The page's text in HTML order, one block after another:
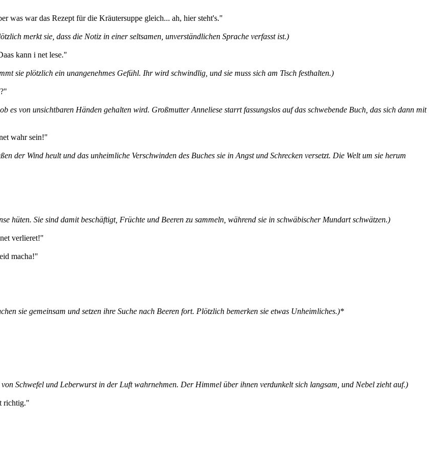
was war das Rezept für die Kräutersuppe gleich... ah, hier steht's."
merkt sie, dass die Notiz in einer seltsamen, unverständlichen Sprache verfasst ist.)
kann i net lese."
sie plötzlich ein unangenehmes Gefühl. Ihr wird schwindlig, und sie muss sich am Tisch festhalten.)
es von unsichtbaren Händen gehalten wird. Großmutter Anneliese starrt fassungslos auf das schwebende Buch, das sich dann mit
wahr sein!"
der Wind heult und das unheimliche Verschwinden des Buches sie in Angst und Schrecken versetzt. Die Welt um sie herum
hüten. Sie sind damit beschäftigt, Früchte und Beeren zu sammeln, während sie in schwäbischer Mundart schwätzen.)
verlieret!"
macha!"
sie gemeinsam und setzen ihre Suche nach Beeren fort. Plötzlich bemerken sie etwas Unheimliches.)*
Schwefel und Leberwurst in der Luft wahrnehmen. Der Himmel über ihnen verdunkelt sich langsam, und Nebel zieht auf.)
richtig."